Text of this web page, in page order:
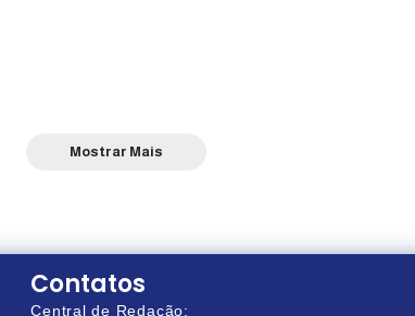
Mostrar Mais
Contatos
Central de Redação: